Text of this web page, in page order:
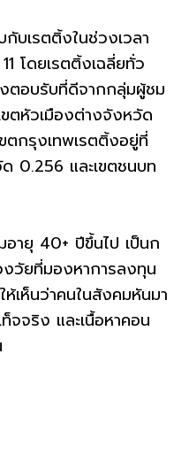
บเรตติ้งในช่วงเวลา
โดยเรตติ้งเฉลี่ยทั่ว
ตอบรับที่ดีจากกลุ่มผู้ชม
ขตหัวเมืองต่างจังหวัด
ตกรุงเทพเรตติ้งอยู่ที่
0.256 และเขตชนบท
ายุ 40+ ปีขึ้นไป เป็นก
วัยที่มองหาการลงทุน
เห็นว่าคนในสังคมหันมา
จจริง และเนื้อหาคอน